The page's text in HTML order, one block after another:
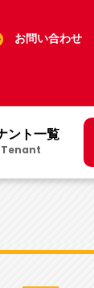
お問い合わせ
ント一覧
Tenant